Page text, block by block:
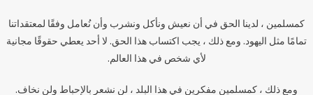
كمسلمين ، لدينا الحق في أن نعيش ونأكل ونشرب وأن نُعامل وفقًا لمعتقداتنا
تمامًا مثل اليهود. ومع ذلك ، يجب اكتساب هذا الحق. لا أحد يعطي حقوقًا مجانية
لأي شخص في هذا العالم.
ومع ذلك ، كمسلمين مفكرين في هذا البلد ، لن نشعر بالإحباط ولن نخاف.